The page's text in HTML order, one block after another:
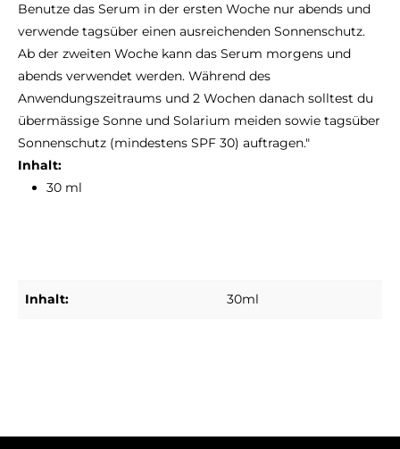
Benutze das Serum in der ersten Woche nur abends und
verwende tagsüber einen ausreichenden Sonnenschutz.
Ab der zweiten Woche kann das Serum morgens und
abends verwendet werden. Während des
Anwendungszeitraums und 2 Wochen danach solltest du
übermässige Sonne und Solarium meiden sowie tagsüber
Sonnenschutz (mindestens SPF 30) auftragen."
Inhalt:
30 ml
Inhalt: 30ml